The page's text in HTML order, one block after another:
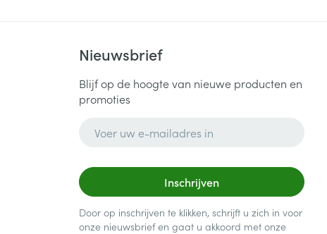
Nieuwsbrief
Blijf op de hoogte van nieuwe producten en
promoties
Inschrijven
Door op inschrijven te klikken, schrijft u zich in voor
onze nieuwsbrief en gaat u akkoord met onze